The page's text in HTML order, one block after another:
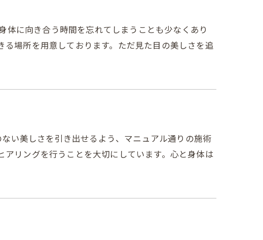
体に向き合う時間を忘れてしまうことも少なくあり
場所を用意しております。ただ見た目の美しさを追
い美しさを引き出せるよう、マニュアル通りの施術
リングを行うことを大切にしています。心と身体は